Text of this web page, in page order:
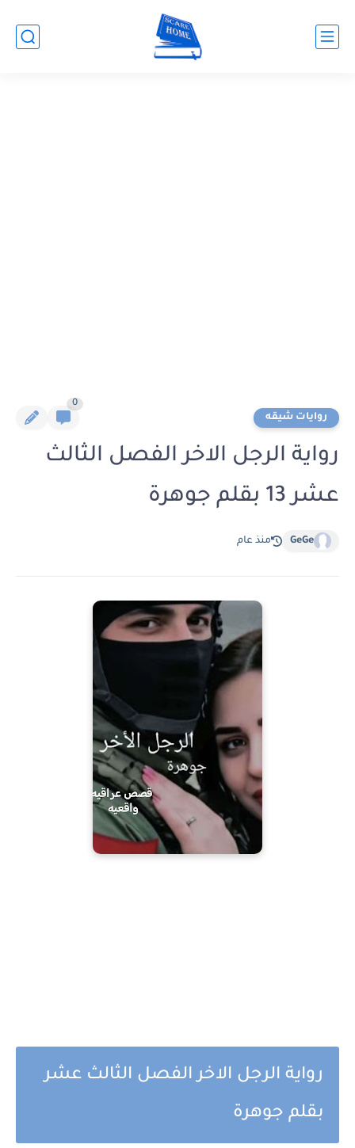
روايات شيقه
0
رواية الرجل الاخر الفصل الثالث
عشر 13 بقلم جوهرة
GeGe منذ عام
رواية الرجل الاخر الفصل الثالث عشر
بقلم جوهرة